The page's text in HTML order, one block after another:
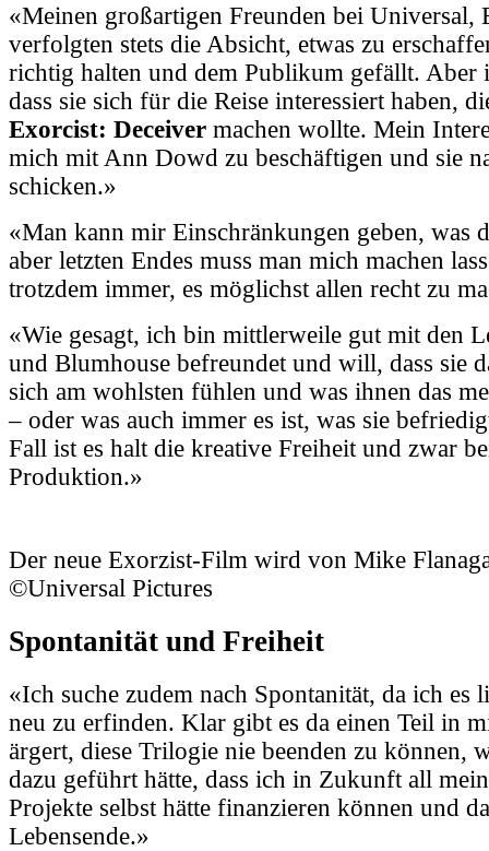
«Meinen großartigen Freunden bei Universal,
verfolgten stets die Absicht, etwas zu
richtig halten und dem Publikum gefällt. Aber
dass sie sich für die Reise interessiert haben,
Exorcist: Deceiver machen wollte. Mein
mich mit Ann Dowd zu beschäftigen und sie
schicken.»
«Man kann mir Einschränkungen geben, was
aber letzten Endes muss man mich machen
trotzdem immer, es möglichst allen recht zu
«Wie gesagt, ich bin mittlerweile gut mit den
und Blumhouse befreundet und will, dass sie
sich am wohlsten fühlen und was ihnen das
– oder was auch immer es ist, was sie
Fall ist es halt die kreative Freiheit und zwar
Produktion.»
Der neue Exorzist-Film wird von Mike
©Universal Pictures
Spontanität und Freiheit
«Ich suche zudem nach Spontanität, da ich es
neu zu erfinden. Klar gibt es da einen Teil in
ärgert, diese Trilogie nie beenden zu können,
dazu geführt hätte, dass ich in Zukunft all
Projekte selbst hätte finanzieren können und
Lebensende.»